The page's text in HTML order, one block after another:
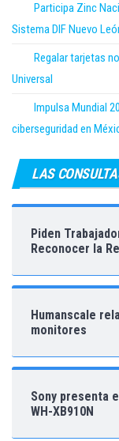
Participa Zinc
Sistema DIF Nuevo
Regalar tarjetas
Universal
Impulsa Mundial
ciberseguridad en
LAS
Piden
Reconocer la
Humanscale
monitores
Sony presenta
WH-XB910N